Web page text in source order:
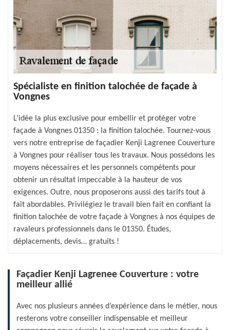
Spécialiste en finition talochée de façade à
Vongnes
L’idée la plus exclusive pour embellir et protéger votre
façade à Vongnes 01350 : la finition talochée. Tournez-vous
vers notre entreprise de façadier Kenji Lagrenee Couverture
à Vongnes pour réaliser tous les travaux. Nous possédons les
moyens nécessaires et les personnels compétents pour
obtenir un résultat impeccable à la hauteur de vos
exigences. Outre, nous proposerons aussi des tarifs tout à
fait abordables. Privilégiez le travail bien fait en confiant la
finition talochée de votre façade à Vongnes à nos équipes de
ravaleurs professionnels dans le 01350. Études,
déplacements, devis… gratuits !
Façadier Kenji Lagrenee Couverture : votre
meilleur allié
Avec nos plusieurs années d’expérience dans le métier, nous
resterons votre conseiller indispensable et meilleur